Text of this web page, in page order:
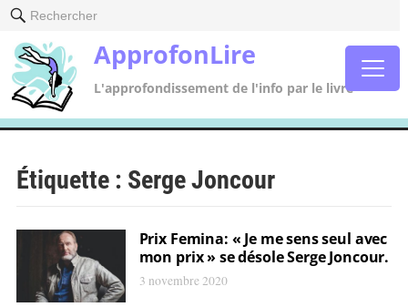
Rechercher
ApprofonLire
L'approfondissement de l'info par le livre
Étiquette : Serge Joncour
Prix Femina: « Je me sens seul avec
mon prix » se désole Serge Joncour.
3 novembre 2020